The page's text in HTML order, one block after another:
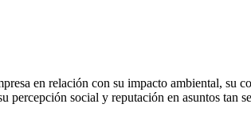
en relación con su impacto ambiental, su
social y reputación en asuntos tan